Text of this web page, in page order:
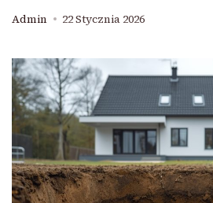
Admin 22 Stycznia 2026